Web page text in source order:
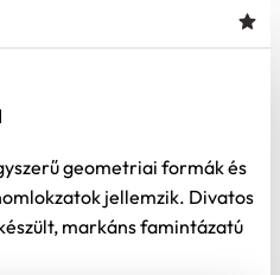
geometriai formák és
jellemzik. Divatos
markáns famintázatú